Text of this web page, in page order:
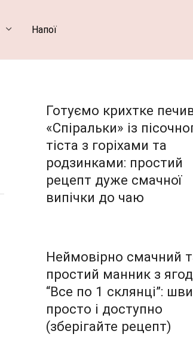
Напої
Готуємо крихтке
«Спіральки» із
тіста з горіхами та
родзинками: простий
рецепт дуже смачної
випічки до чаю
Неймовірно смачний
простий манник з
“Все по 1 склянці”:
просто і доступно
(зберігайте рецепт)